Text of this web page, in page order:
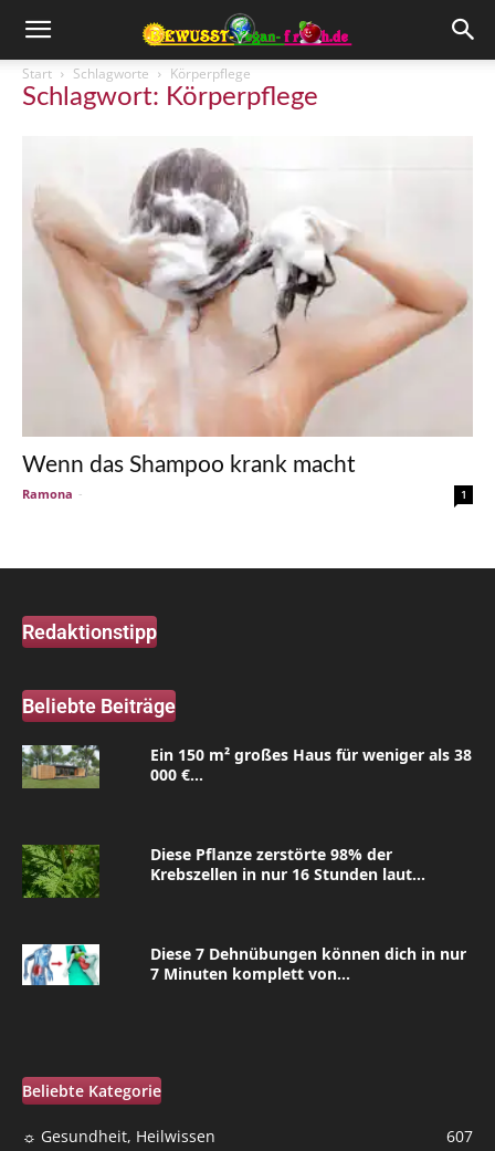
Start Schlagworte Körperpflege
Schlagwort: Körperpflege
Wenn das Shampoo krank macht
Ramona - 1
Redaktionstipp
Beliebte Beiträge
Ein 150 m² großes Haus für weniger als 38
000 €...
Diese Pflanze zerstörte 98% der
Krebszellen in nur 16 Stunden laut...
Diese 7 Dehnübungen können dich in nur
7 Minuten komplett von...
Beliebte Kategorie
☼ Gesundheit, Heilwissen
607